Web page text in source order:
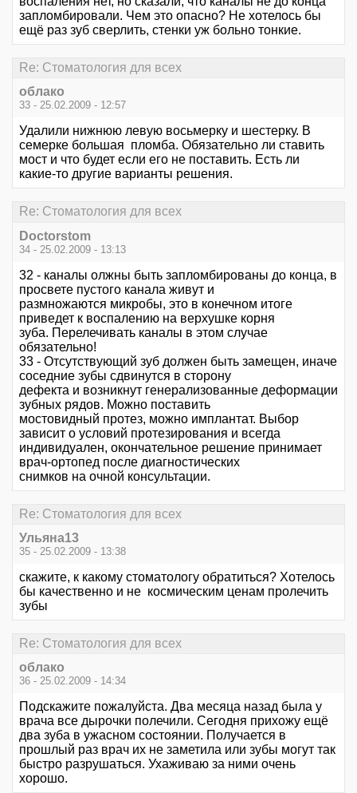
запломбировали. Чем это опасно? Не хотелось бы
ещё раз зуб сверлить, стенки уж больно тонкие.
Re: Стоматология для всех
облако
33 - 25.02.2009 - 12:57
Удалили нижнюю левую восьмерку и шестерку. В
семeрке большая пломба. Обязательно ли ставить
мост и что будет если его не поставить. Есть ли
какие-то другие варианты решения.
Re: Стоматология для всех
Doctorstom
34 - 25.02.2009 - 13:13
32 - каналы олжны быть запломбированы до конца, в
просвете пустого канала живут и
размножаются микробы, это в конечном итоге
приведет к воспалению на верхушке корня
зуба. Перелечивать каналы в этом случае
обязательно!
33 - Отсутствующий зуб должен быть замещен, иначе
соседние зубы сдвинутся в сторону
дефекта и возникнут генерализованные деформации
зубных рядов. Можно поставить
мостовидный протез, можно имплантат. Выбор
зависит о условий протезирования и всегда
индивидуален, окончательное решение принимает
врач-ортопед после диагностических
снимков на очной консультации.
Re: Стоматология для всех
Ульяна13
35 - 25.02.2009 - 13:38
скажите, к какому стоматологу обратиться? Хотелось
бы качественно и не космическим ценам пролечить
зубы
Re: Стоматология для всех
облако
36 - 25.02.2009 - 14:34
Подскажите пожалуйста. Два месяца назад была у
врача все дырочки полечили. Сегодня прихожу ещё
два зуба в ужасном состоянии. Получается в
прошлый раз врач их не заметила или зубы могут так
быстро разрушаться. Ухаживаю за ними очень
хорошо.